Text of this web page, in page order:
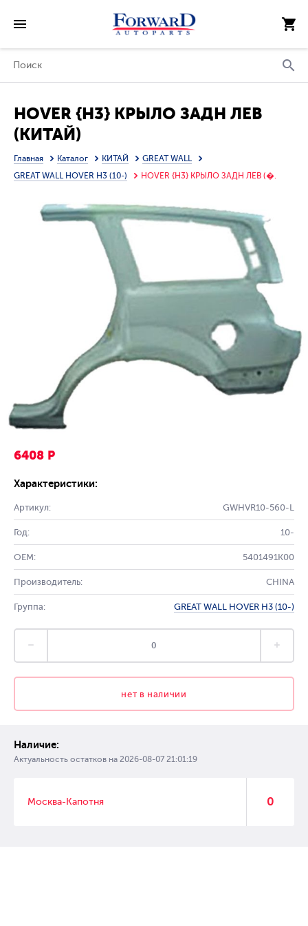
HOVER {H3} КРЫЛО ЗАДН ЛЕВ
(КИТАЙ)
Главная Каталог КИТАЙ
GREAT WALL
GREAT WALL HOVER H3 (10-)
HOVER {H3} КРЫЛО ЗАДН ЛЕВ (�.
6408 Р
Характеристики:
Артикул: GWHVR10-560-L
Год: 10-
OEM: 5401491K00
Производитель: CHINA
Группа: GREAT WALL HOVER H3 (10-)
нет в наличии
Наличие:
Актуальность остатков на 2026-08-07 21:01:19
Москва-Капотня 0